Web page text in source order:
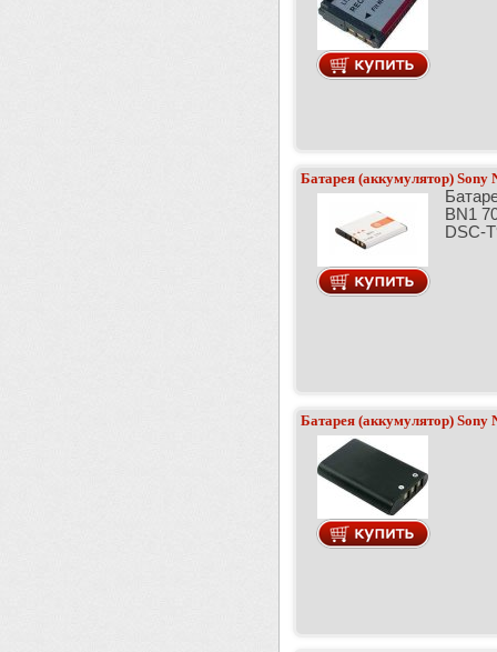
Батарея (аккумулятор) Sony
BN1
DSC-
Батарея (аккумулятор) Sony